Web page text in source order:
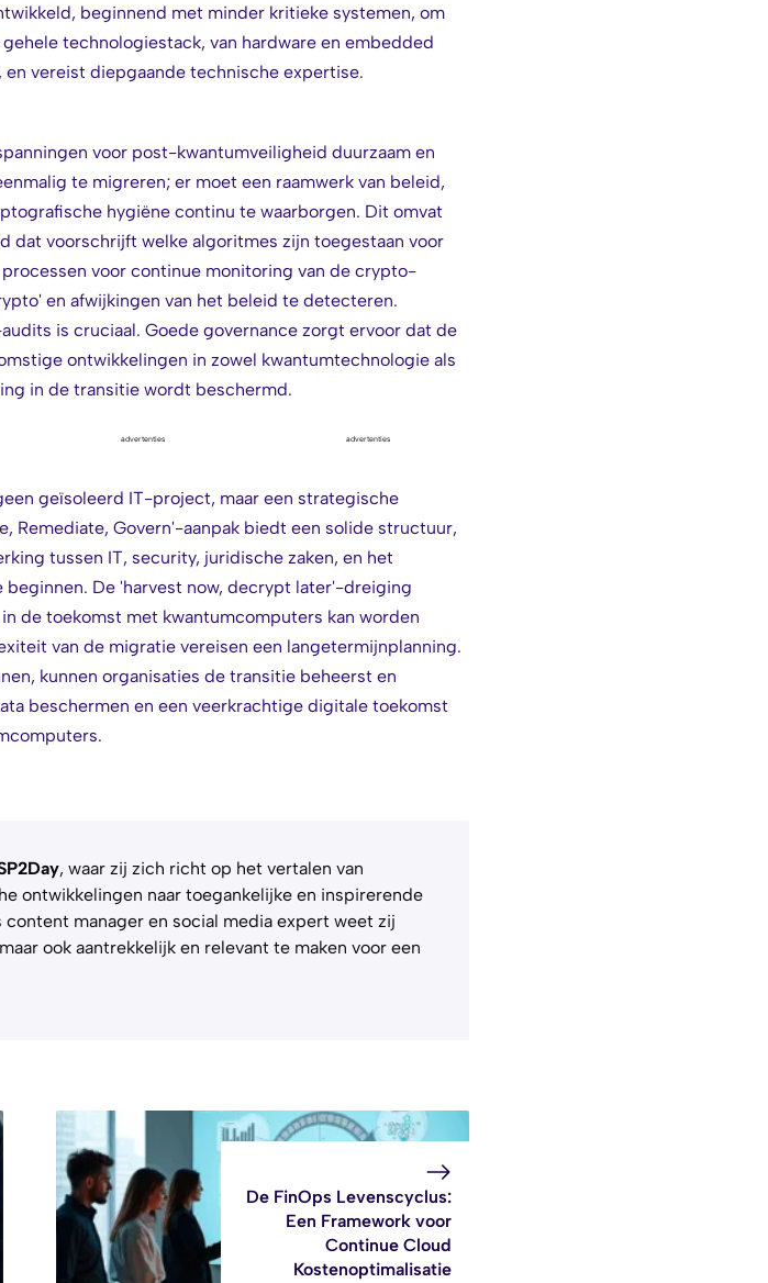
beginnend met minder kritieke systemen, om
technologiestack, van hardware en embedded
vereist diepgaande technische expertise.
voor post-kwantumveiligheid duurzaam en
te migreren; er moet een raamwerk van beleid,
hygiëne continu te waarborgen. Dit omvat
dat voorschrijft welke algoritmes zijn toegestaan voor
voor continue monitoring van de crypto-
en afwijkingen van het beleid te detecteren.
is cruciaal. Goede governance zorgt ervoor dat de
ontwikkelingen in zowel kwantumtechnologie als
in de transitie wordt beschermd.
advertenties advertenties
geïsoleerd IT-project, maar een strategische
Remediate, Govern'-aanpak biedt een solide structuur,
tussen IT, security, juridische zaken, en het
beginnen. De 'harvest now, decrypt later'-dreiging
de toekomst met kwantumcomputers kan worden
van de migratie vereisen een langetermijnplanning.
kunnen organisaties de transitie beheerst en
beschermen en een veerkrachtige digitale toekomst
, waar zij zich richt op het vertalen van
ontwikkelingen naar toegankelijke en inspirerende
manager en social media expert weet zij
ook aantrekkelijk en relevant te maken voor een
De FinOps Levenscyclus:
Een Framework voor
Continue Cloud
Kostenoptimalisatie